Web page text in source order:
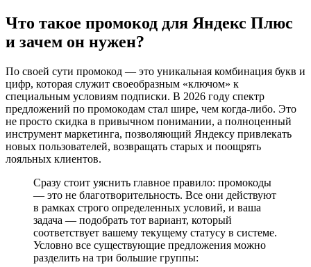
Что такое промокод для Яндекс Плюс
и зачем он нужен?
По своей сути промокод — это уникальная комбинация букв и
цифр, которая служит своеобразным «ключом» к
специальным условиям подписки. В 2026 году спектр
предложений по промокодам стал шире, чем когда-либо. Это
не просто скидка в привычном понимании, а полноценный
инструмент маркетинга, позволяющий Яндексу привлекать
новых пользователей, возвращать старых и поощрять
лояльных клиентов.
Сразу стоит уяснить главное правило: промокоды
— это не благотворительность. Все они действуют
в рамках строго определенных условий, и ваша
задача — подобрать тот вариант, который
соответствует вашему текущему статусу в системе.
Условно все существующие предложения можно
разделить на три большие группы: